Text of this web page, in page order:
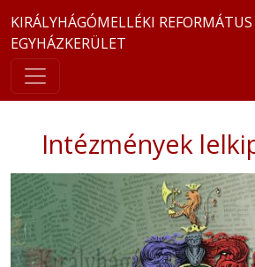
KIRÁLYHÁGÓMELLÉKI REFORMÁTUS
EGYHÁZKERÜLET
Intézmények